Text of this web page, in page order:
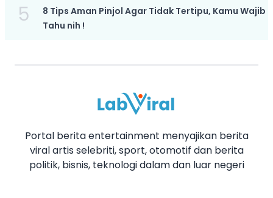
5
8 Tips Aman Pinjol Agar Tidak Tertipu, Kamu Wajib
Tahu nih !
Portal berita entertainment menyajikan berita
viral artis selebriti, sport, otomotif dan berita
politik, bisnis, teknologi dalam dan luar negeri